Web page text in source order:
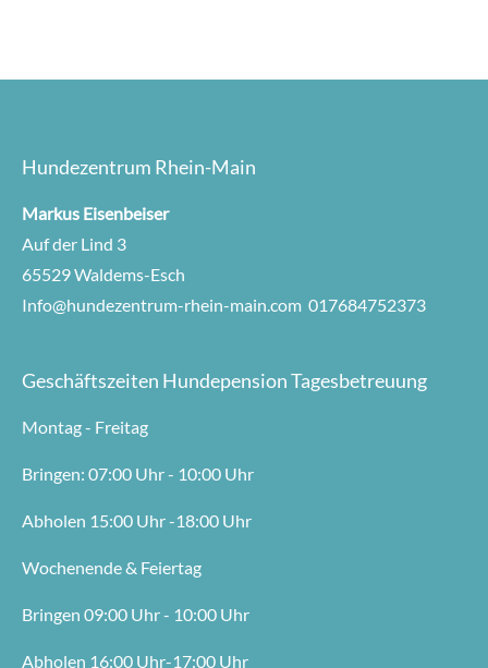
Hundezentrum Rhein-Main
Markus Eisenbeiser
Auf der Lind 3
65529Waldems-Esch
Info@hundezentrum-rhein-main.com 017684752373
Geschäftszeiten Hundepension Tagesbetreuung
Montag - Freitag
Bringen: 07:00 Uhr - 10:00 Uhr
Abholen 15:00 Uhr -18:00 Uhr
Wochenende & Feiertag
Bringen 09:00 Uhr - 10:00 Uhr
Abholen 16:00 Uhr-17:00 Uhr